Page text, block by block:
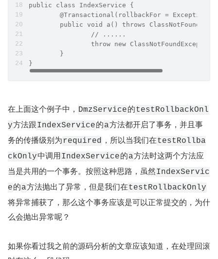
public class IndexService {
@Transactional(rollbackFor =
public void a() throws
		// ......
throw new
	}
}
在上面这个例子中， DmzService的testRollbackOnl
y方法跟IndexService的a方法都开启了事务，并且事
务的传播级别为 required ，所以当我们在testRollba
ckOnly中调用IndexService的a方法时这两个方法应
当是共用的一个事务。按照这种思路，虽然IndexServic
e的a方法抛出了异常，但是我们在testRollbackOnly
将异常捕获了，那么这个事务应该是可以正常提交的，为什
么会抛出异常呢？
如果你看过我之前的源码分析的文章应该知道，在处理回滚